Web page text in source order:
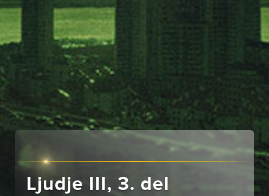
Ljudje III, 3. del